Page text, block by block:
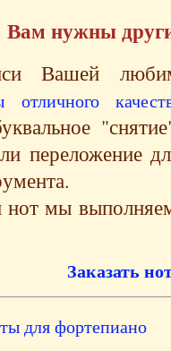
Вам нужны
Вашей
отличного
переложение
нот мы
Заказать
для фортепиано